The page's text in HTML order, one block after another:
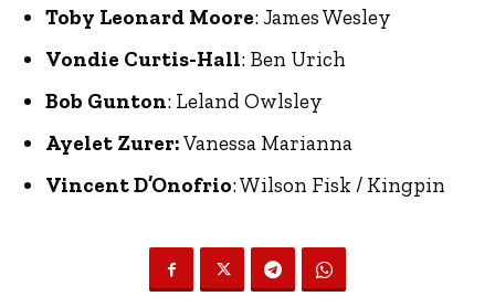
Toby Leonard Moore: James Wesley
Vondie Curtis-Hall: Ben Urich
Bob Gunton: Leland Owlsley
Ayelet Zurer:Vanessa Marianna
Vincent D’Onofrio: Wilson Fisk / Kingpin